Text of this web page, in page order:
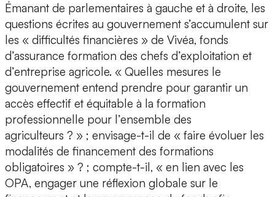
Émanant de parlementaires à gauche et à droite, les
questions écrites au gouvernement s’accumulent sur
les « difficultés financières » de Vivéa, fonds
d’assurance formation des chefs d’exploitation et
d’entreprise agricole. « Quelles mesures le
gouvernement entend prendre pour garantir un
accès effectif et équitable à la formation
professionnelle pour l’ensemble des
agriculteurs ? » ; envisage-t-il de « faire évoluer les
modalités de financement des formations
obligatoires » ? ; compte-t-il, « en lien avec les
OPA, engager une réflexion globale sur le